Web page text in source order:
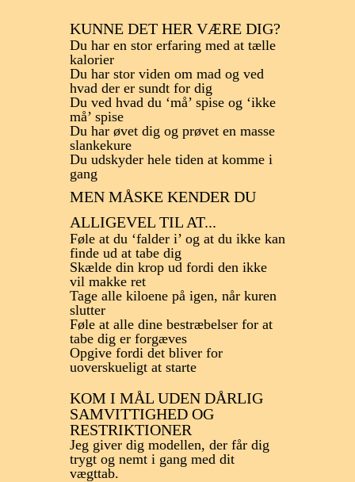
KUNNE DET HER VÆRE DIG?
Du har en stor erfaring med at tælle
kalorier
Du har stor viden om mad og ved
hvad der er sundt for dig
Du ved hvad du ‘må’ spise og ‘ikke
må’ spise
Du har øvet dig og prøvet en masse
slankekure
Du udskyder hele tiden at komme i
gang
MEN MÅSKE KENDER DU
ALLIGEVEL TIL AT...
Føle at du ‘falder i’ og at du ikke kan
finde ud at tabe dig
Skælde din krop ud fordi den ikke
vil makke ret
Tage alle kiloene på igen, når kuren
slutter
Føle at alle dine bestræbelser for at
tabe dig er forgæves
Opgive fordi det bliver for
uoverskueligt at starte
KOM I MÅL UDEN DÅRLIG
SAMVITTIGHED OG
RESTRIKTIONER
Jeg giver dig modellen, der får dig
trygt og nemt i gang med dit
vægttab.